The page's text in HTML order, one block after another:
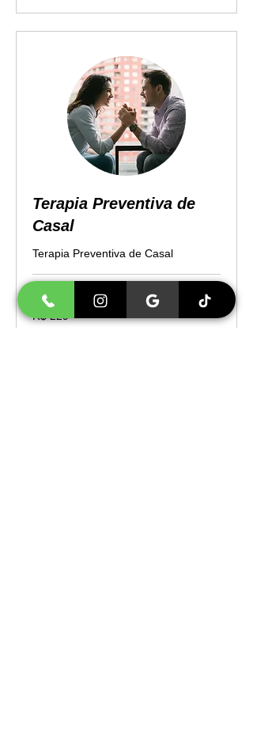
Terapia Preventiva de
Casal
Terapia Preventiva de Casal
50 min
Reais
R$ 229